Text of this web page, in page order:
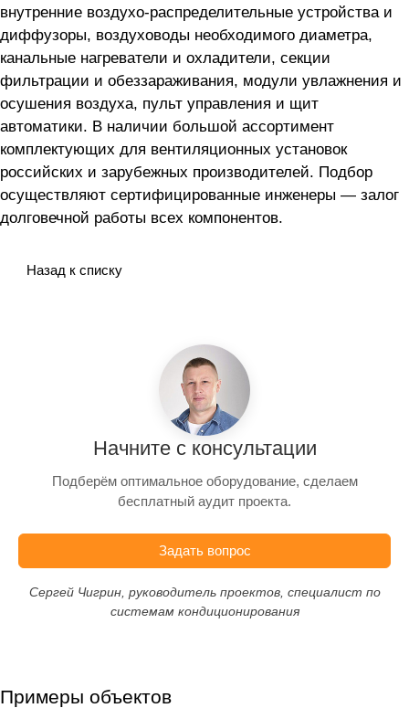
внутренние воздухо-распределительные устройства и
диффузоры, воздуховоды необходимого диаметра,
канальные нагреватели и охладители, секции
фильтрации и обеззараживания, модули увлажнения и
осушения воздуха, пульт управления и щит
автоматики. В наличии большой ассортимент
комплектующих для вентиляционных установок
российских и зарубежных производителей. Подбор
осуществляют сертифицированные инженеры — залог
долговечной работы всех компонентов.
Назад к списку
Начните с консультации
Подберём оптимальное оборудование, сделаем
бесплатный аудит проекта.
Задать вопрос
Сергей Чигрин, руководитель проектов, специалист по
системам кондиционирования
Примеры объектов